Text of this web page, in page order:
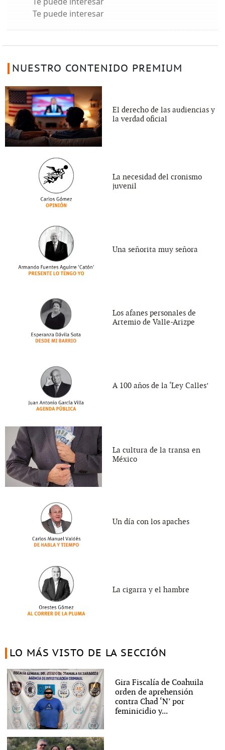
Te puede interesar
NUESTRO CONTENIDO PREMIUM
El derecho de las audiencias y
la verdad oficial
La necesidad del cronismo
juvenil
Una señorita muy señora
Los afanes personales de
Artemio de Valle-Arizpe
A 100 años de la ‘Ley Calles’
La cultura de la transa en
México
Un día con los apaches
La cigarra y el hambre
LO MÁS VISTO DE LA SECCIÓN
Gira Fiscalía de Coahuila
orden de aprehensión
contra Chad ‘N’ por
feminicidio y...